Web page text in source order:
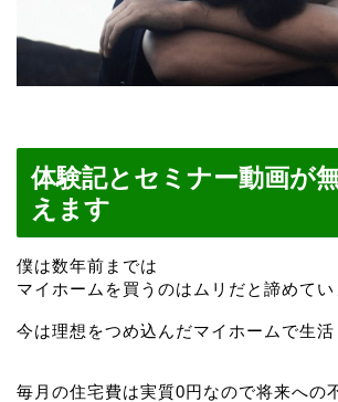
体験記とセミナー動画が
えます
僕は数年前までは
マイホームを買うのはムリだと諦めてい
今は理想をつめ込んだマイホームで生活
毎月の住宅費は実質0円なので将来への